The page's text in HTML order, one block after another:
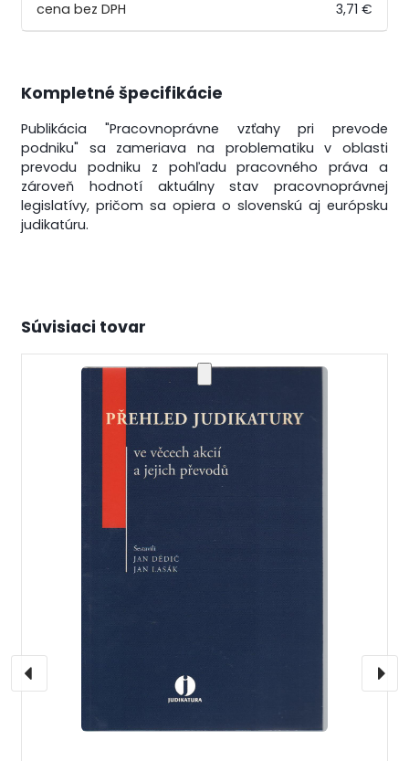
3,71 €
Kompletné špecifikácie
Publikácia "Pracovnoprávne vzťahy pri prevode
podniku" sa zameriava na problematiku v oblasti
prevodu podniku z pohľadu pracovného práva a
zároveň hodnotí aktuálny stav pracovnoprávnej
legislatívy, pričom sa opiera o slovenskú aj európsku
judikatúru.
Súvisiaci tovar